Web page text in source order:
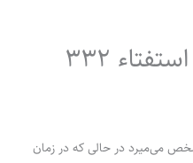
332
می‌میرد در حالی که در زمان